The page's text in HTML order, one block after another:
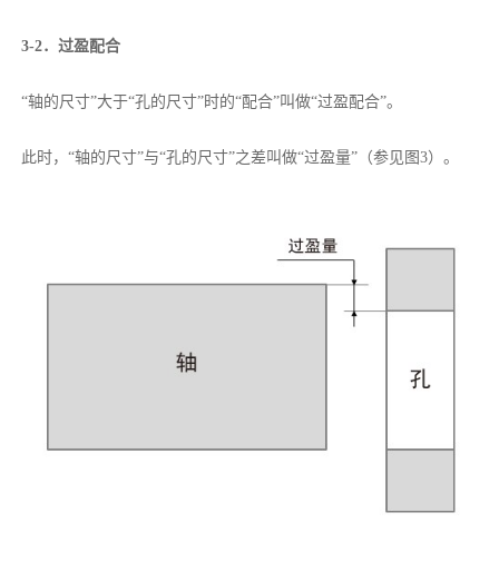
3-2．过盈配合
“轴的尺寸”大于“孔的尺寸”时的“配合”叫做“过盈配合”。
此时，“轴的尺寸”与“孔的尺寸”之差叫做“过盈量”（参见图3）。